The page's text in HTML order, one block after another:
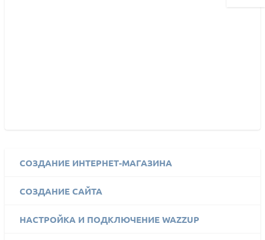
СОЗДАНИЕ ИНТЕРНЕТ-МАГАЗИНА
СОЗДАНИЕ САЙТА
НАСТРОЙКА И ПОДКЛЮЧЕНИЕ WAZZUP